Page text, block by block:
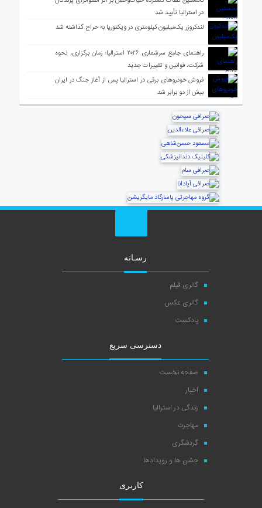
در استرالیا تأیید شد
لندکروزر یک‌میلیون کیلومتری در ویکتوریا به حراج گذاشته شد
راهنمای جامع سرشماری ۲۰۲۶ استرالیا؛ زمان برگزاری، نحوه
شرکت، قوانین و تغییرات جدید
فروش خودروهای برقی در استرالیا پس از آغاز جنگ در ایران
بیش از دو برابر شد
رسـانه
گالری فیلم
گالری عکس
پادکست
دسترسی سریع
صفحه نخست
اخبار
زندگی در استرالیا
مهاجرت
گردشگری
جشن ها و رویدادها
کاربری